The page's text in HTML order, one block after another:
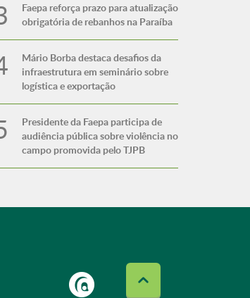
Faepa reforça prazo para atualização
obrigatória de rebanhos na Paraíba
Mário Borba destaca desafios da
infraestrutura em seminário sobre
logística e exportação
Presidente da Faepa participa de
audiência pública sobre violência no
campo promovida pelo TJPB